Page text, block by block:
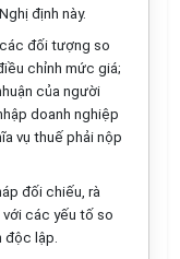
định này.
đối tượng so
chỉnh mức giá;
của người
doanh nghiệp
vụ thuế phải nộp
đối chiếu, rà
các yếu tố so
độc lập.